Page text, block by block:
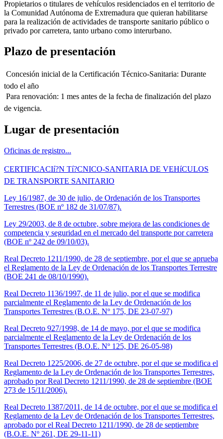
Propietarios o titulares de vehículos residenciados en el territorio de
la Comunidad Autónoma de Extremadura que quieran habilitarse
para la realización de actividades de transporte sanitario público o
privado por carretera, tanto urbano como interurbano.
Plazo de presentación
 Concesión inicial de la Certificación Técnico-Sanitaria: Durante
todo el año
 Para renovación: 1 mes antes de la fecha de finalización del plazo
de vigencia.
Lugar de presentación
Oficinas de registro...
CERTIFICACIí?N Tí?CNICO-SANITARIA DE VEHíCULOS
DE TRANSPORTE SANITARIO
Ley 16/1987, de 30 de julio, de Ordenación de los Transportes
Terrestres (BOE nº 182 de 31/07/87).
Ley 29/2003, de 8 de octubre, sobre mejora de las condiciones de
competencia y seguridad en el mercado del transporte por carretera
(BOE nº 242 de 09/10/03).
Real Decreto 1211/1990, de 28 de septiembre, por el que se aprueba
el Reglamento de la Ley de Ordenación de los Transportes Terrestre
(BOE 241 de 08/10/1990).
Real Decreto 1136/1997, de 11 de julio, por el que se modifica
parcialmente el Reglamento de la Ley de Ordenación de los
Transportes Terrestres (B.O.E. Nº 175, DE 23-07-97)
Real Decreto 927/1998, de 14 de mayo, por el que se modifica
parcialmente el Reglamento de la Ley de Ordenación de los
Transportes Terrestres (B.O.E. Nº 125, DE 26-05-98)
Real Decreto 1225/2006, de 27 de octubre, por el que se modifica el
Reglamento de la Ley de Ordenación de los Transportes Terrestres,
aprobado por Real Decreto 1211/1990, de 28 de septiembre (BOE
273 de 15/11/2006).
Real Decreto 1387/2011, de 14 de octubre, por el que se modifica el
Reglamento de la Ley de Ordenación de los Transportes Terrestres,
aprobado por el Real Decreto 1211/1990, de 28 de septiembre
(B.O.E. Nº 261, DE 29-11-11)